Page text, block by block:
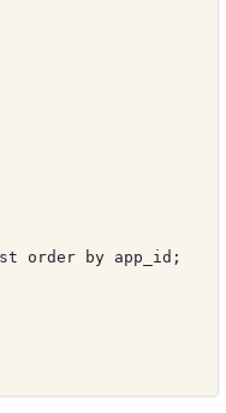
order by app_id;